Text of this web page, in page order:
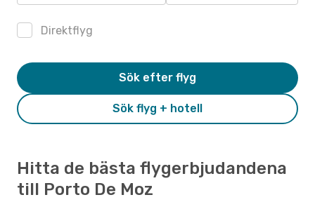
Direktflyg
Sök flyg + hotell
Sök efter flyg
Hitta de bästa flygerbjudandena
till Porto De Moz